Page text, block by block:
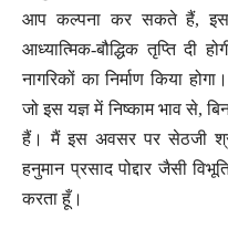
आप कल्पना कर सकते हैं, इस
आध्यात्मिक-बौद्धिक तृप्ति दी
नागरिकों का निर्माण किया
जो इस यज्ञ में निष्काम भाव से,
हैं। मैं इस अवसर पर सेठजी
हनुमान प्रसाद पोद्दार जैसी
करता हूँ।